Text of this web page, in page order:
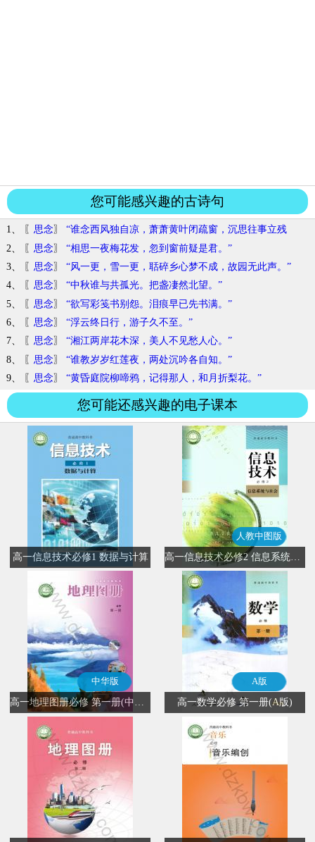
您可能感兴趣的古诗句
1、 〖 思念〗 “谁念西风独自凉，萧萧黄叶闭疏窗，沉思往事立残
阳。”
2、 〖 思念〗 “相思一夜梅花发，忽到窗前疑是君。”
3、 〖 思念〗 “风一更，雪一更，聒碎乡心梦不成，故园无此声。”
4、 〖 思念〗 “中秋谁与共孤光。把盏凄然北望。”
5、 〖 思念〗 “欲写彩笺书别怨。泪痕早已先书满。”
6、 〖 思念〗 “浮云终日行，游子久不至。”
7、 〖 思念〗 “湘江两岸花木深，美人不见愁人心。”
8、 〖 思念〗 “谁教岁岁红莲夜，两处沉吟各自知。”
9、 〖 思念〗 “黄昏庭院柳啼鸦，记得那人，和月折梨花。”
您可能还感兴趣的电子课本
高一信息技术必修1 数据与计算
人教中图版
高一信息技术必修2 信息系统与社会(人教中图版)
中华版
高一地理图册必修 第一册(中华版)
A版
高一数学必修 第一册(A版)